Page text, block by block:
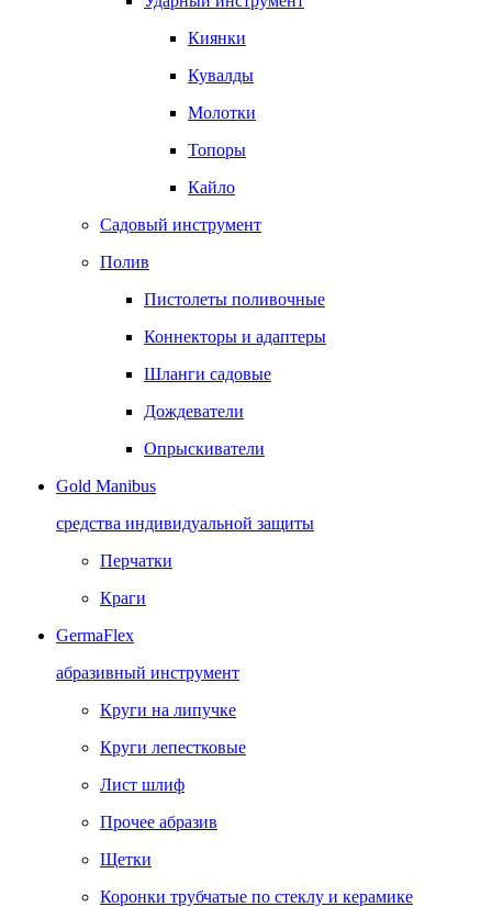
Киянки
Кувалды
Молотки
Топоры
Кайло
Садовый инструмент
Полив
Пистолеты поливочные
Коннекторы и адаптеры
Шланги садовые
Дождеватели
Опрыскиватели
Gold Manibus
средства индивидуальной защиты
Перчатки
Краги
GermaFlex
абразивный инструмент
Круги на липучке
Круги лепестковые
Лист шлиф
Прочее абразив
Щетки
Коронки трубчатые по стеклу и керамике